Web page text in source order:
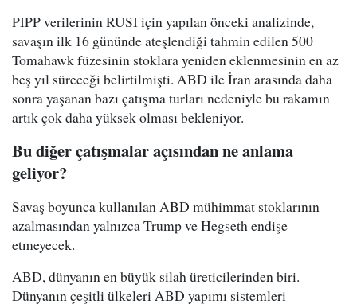
PIPP verilerinin RUSI için yapılan önceki analizinde,
savaşın ilk 16 gününde ateşlendiği tahmin edilen 500
Tomahawk füzesinin stoklara yeniden eklenmesinin en az
beş yıl süreceği belirtilmişti. ABD ile İran arasında daha
sonra yaşanan bazı çatışma turları nedeniyle bu rakamın
artık çok daha yüksek olması bekleniyor.
Bu diğer çatışmalar açısından ne anlama
geliyor?
Savaş boyunca kullanılan ABD mühimmat stoklarının
azalmasından yalnızca Trump ve Hegseth endişe
etmeyecek.
ABD, dünyanın en büyük silah üreticilerinden biri.
Dünyanın çeşitli ülkeleri ABD yapımı sistemleri